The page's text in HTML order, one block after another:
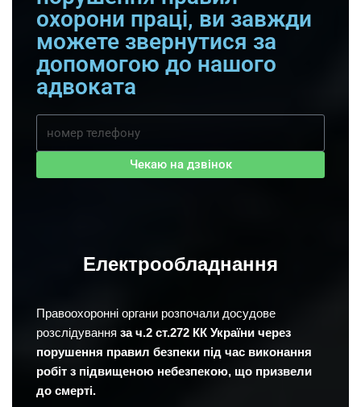
охорони праці, ви завжди
можете звернутися за
допомогою до нашого
адвоката
Чекаю на дзвінок
Електрообладнання
Правоохоронні органи розпочали досудове
розслідування за ч.2 ст.272 КК України через
порушення правил безпеки під час виконання
робіт з підвищеною небезпекою, що призвели
до смерті.